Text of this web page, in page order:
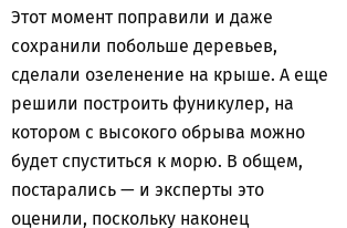
Этот момент поправили и даже
сохранили побольше деревьев,
сделали озеленение на крыше. А еще
решили построить фуникулер, на
котором с высокого обрыва можно
будет спуститься к морю. В общем,
постарались — и эксперты это
оценили, поскольку наконец